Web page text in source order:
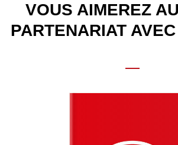
VOUS AIMEREZ
PARTENARIAT